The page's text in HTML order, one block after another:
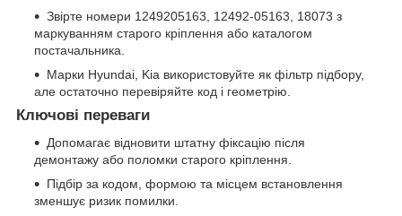
Звірте номери 1249205163, 12492-05163, 18073 з
маркуванням старого кріплення або каталогом
постачальника.
Марки Hyundai, Kia використовуйте як фільтр підбору,
але остаточно перевіряйте код і геометрію.
Ключові переваги
Допомагає відновити штатну фіксацію після
демонтажу або поломки старого кріплення.
Підбір за кодом, формою та місцем встановлення
зменшує ризик помилки.